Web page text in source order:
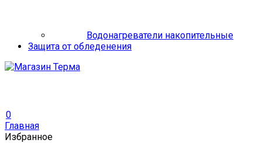
Водонагреватели накопительные
Защита от обледенения
0
Главная
Избранное